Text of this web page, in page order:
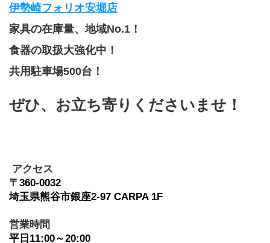
伊勢崎フォリオ安堀店
家具の在庫量、地域No.1！
食器の取扱大強化中！
共用駐車場500台！
ぜひ、お立ち寄りくださいませ！
アクセス
〒360-0032
埼玉県熊谷市銀座2-97 CARPA 1F
﻿営業時間
平日11:00～20:00